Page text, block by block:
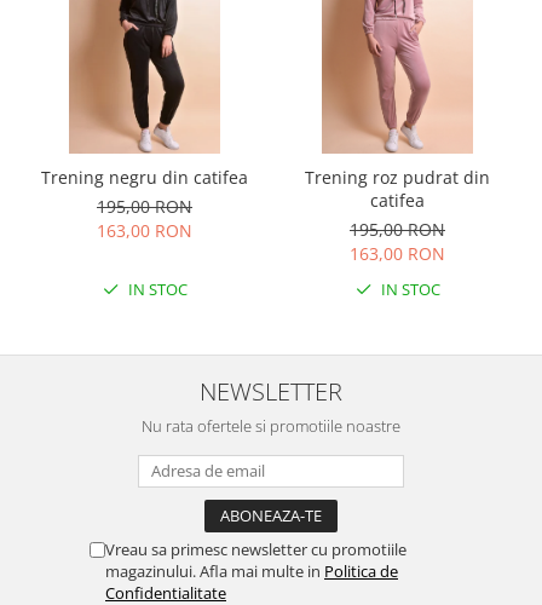
Trening negru din catifea
195,00 RON
163,00 RON
IN STOC
Trening roz pudrat din
catifea
195,00 RON
163,00 RON
IN STOC
NEWSLETTER
Nu rata ofertele si promotiile noastre
Vreau sa primesc newsletter cu promotiile
magazinului. Afla mai multe in Politica de
Confidentialitate